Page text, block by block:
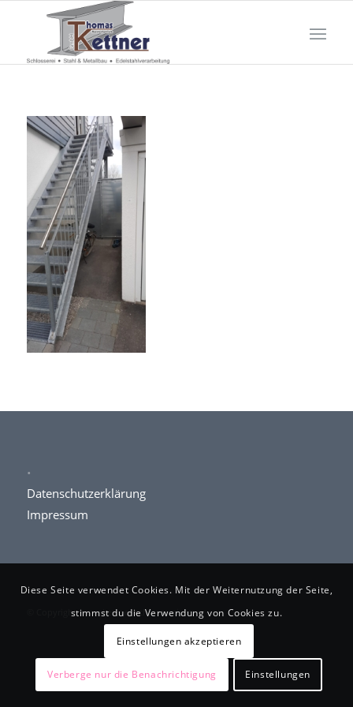
.
Datenschutzerklärung
Impressum
© Copyright www.kettner-schlosserei.de
Diese Seite verwendet Cookies. Mit der Weiternutzung der Seite,
stimmst du die Verwendung von Cookies zu.
Einstellungen akzeptieren
Verberge nur die Benachrichtigung Einstellungen